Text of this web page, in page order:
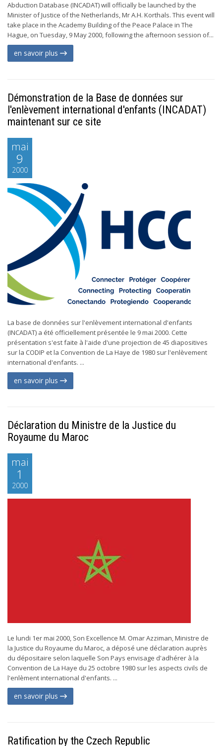
Abduction Database (INCADAT) will officially be launched by the
Minister of Justice of the Netherlands, Mr A.H. Korthals. This event will
take place in the Academy Building of the Peace Palace in The
Hague, on Tuesday, 9 May 2000, following the afternoon session of...
en savoir plus
Démonstration de la Base de données sur
l'enlèvement international d'enfants (INCADAT)
maintenant sur ce site
mai
9
2000
La base de données sur l'enlèvement international d'enfants
(INCADAT) a été officiellement présentée le 9 mai 2000. Cette
présentation s'est faite à l'aide d'une projection de 45 diapositives
sur la CODIP et la Convention de La Haye de 1980 sur l'enlèvement
international d'enfants. ...
en savoir plus
Déclaration du Ministre de la Justice du
Royaume du Maroc
mai
1
2000
Le lundi 1er mai 2000, Son Excellence M. Omar Azziman, Ministre de
la Justice du Royaume du Maroc, a déposé une déclaration auprès
du dépositaire selon laquelle Son Pays envisage d'adhérer à la
Convention de La Haye du 25 octobre 1980 sur les aspects civils de
l'enlèment international d'enfants. ...
en savoir plus
Ratification by the Czech Republic